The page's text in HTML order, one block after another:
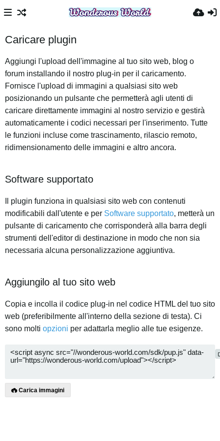
Caricare plugin
Aggiungi l'upload dell'immagine al tuo sito web, blog o
forum installando il nostro plug-in per il caricamento.
Fornisce l'upload di immagini a qualsiasi sito web
posizionando un pulsante che permetterà agli utenti di
caricare direttamente immagini al nostro servizio e gestirà
automaticamente i codici necessari per l'inserimento. Tutte
le funzioni incluse come trascinamento, rilascio remoto,
ridimensionamento delle immagini e altro ancora.
Software supportato
Il plugin funziona in qualsiasi sito web con contenuti
modificabili dall'utente e per Software supportato, metterà un
pulsante di caricamento che corrisponderà alla barra degli
strumenti dell'editor di destinazione in modo che non sia
necessaria alcuna personalizzazione aggiuntiva.
Aggiungilo al tuo sito web
Copia e incolla il codice plug-in nel codice HTML del tuo sito
web (preferibilmente all'interno della sezione di testa). Ci
sono molti opzioni per adattarla meglio alle tue esigenze.
Carica immagini